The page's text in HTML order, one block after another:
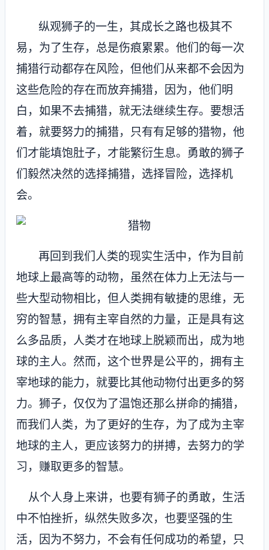
纵观狮子的一生，其成长之路也极其不
易，为了生存，总是伤痕累累。他们的每一次
捕猎行动都存在风险，但他们从来都不会因为
这些危险的存在而放弃捕猎，因为，他们明
白，如果不去捕猎，就无法继续生存。要想活
着，就要努力的捕猎，只有有足够的猎物，他
们才能填饱肚子，才能繁衍生息。勇敢的狮子
们毅然决然的选择捕猎，选择冒险，选择机
会。
再回到我们人类的现实生活中，作为目前
地球上最高等的动物，虽然在体力上无法与一
些大型动物相比，但人类拥有敏捷的思维，无
穷的智慧，拥有主宰自然的力量，正是具有这
么多品质，人类才在地球上脱颖而出，成为地
球的主人。然而，这个世界是公平的，拥有主
宰地球的能力，就要比其他动物付出更多的努
力。狮子，仅仅为了温饱还那么拼命的捕猎，
而我们人类，为了更好的生存，为了成为主宰
地球的主人，更应该努力的拼搏，去努力的学
习，赚取更多的智慧。
从个人身上来讲，也要有狮子的勇敢，生活
中不怕挫折，纵然失败多次，也要坚强的生
活，因为不努力，不会有任何成功的希望，只